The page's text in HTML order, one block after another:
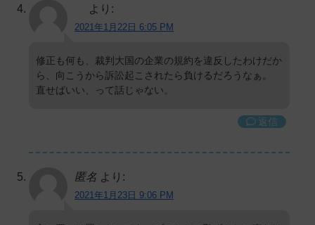
より:
2021年1月22日 6:05 PM
修正も何も、裁判大国の企業の規約を違反したわけだか
ら、向こうから訴訟起こされたら負けるだろうなぁ。
直せばいい、って話じゃない。
返信
匿名 より:
2021年1月23日 9:06 PM